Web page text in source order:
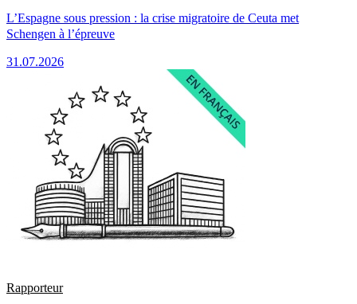
L’Espagne sous pression : la crise migratoire de Ceuta met
Schengen à l’épreuve
31.07.2026
Rapporteur